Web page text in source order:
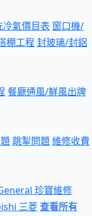
冷氣價目表 窗口機/
棚工程 封玻璃/封鋁
餐廳通風/鮮風出牌
跳掣問題維修收費
珍寶維修
三菱查看所有